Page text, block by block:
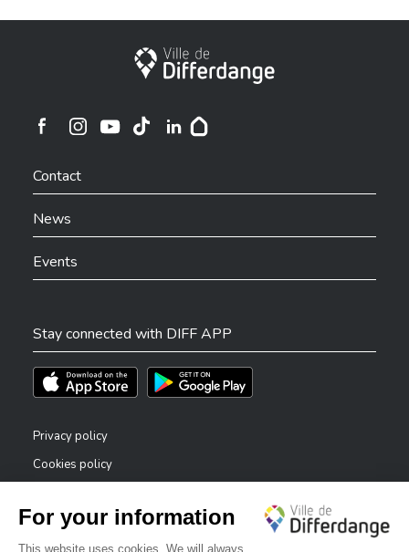
City of Differdange
Ville de Differdange sur Instagram
Contact
News
Events
Stay connected with DIFF APP
Téléchargez l'app sur l'App StoreTéléchargez l'app sur Play Store
Privacy policy
Cookies policy
Accessibility statement
✕